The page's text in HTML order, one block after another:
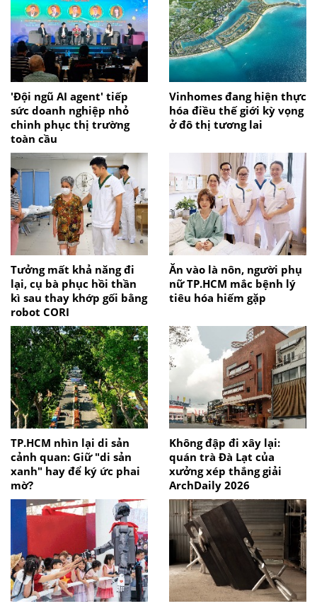
'Đội ngũ AI agent' tiếp
sức doanh nghiệp nhỏ
chinh phục thị trường
toàn cầu
Vinhomes đang hiện thực
hóa điều thế giới kỳ vọng
ở đô thị tương lai
Tưởng mất khả năng đi
lại, cụ bà phục hồi thần
kì sau thay khớp gối bằng
robot CORI
Ăn vào là nôn, người phụ
nữ TP.HCM mắc bệnh lý
tiêu hóa hiếm gặp
TP.HCM nhìn lại di sản
cảnh quan: Giữ "di sản
xanh" hay để ký ức phai
mờ?
Không đập đi xây lại:
quán trà Đà Lạt của
xưởng xép thắng giải
ArchDaily 2026